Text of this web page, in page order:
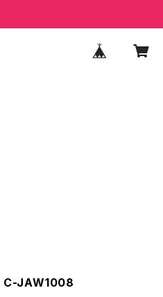
C-JAW1008